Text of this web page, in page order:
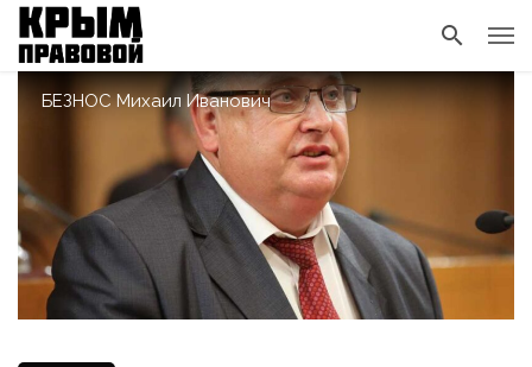
БЕЗНОС Михаил Иванович